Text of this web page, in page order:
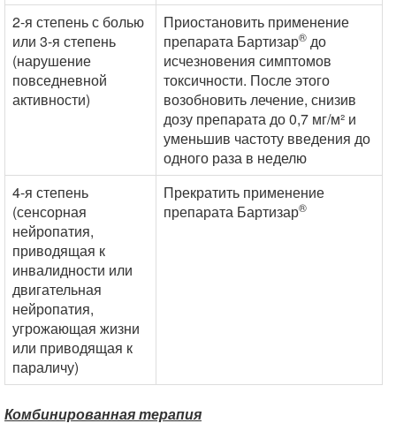
2-я степень с болью
или 3-я степень
(нарушение
повседневной
активности)
Приостановить применение
препарата Бартизар® до
исчезновения симптомов
токсичности. После этого
возобновить лечение, снизив
дозу препарата до 0,7 мг/м² и
уменьшив частоту введения до
одного раза в неделю
4-я степень
(сенсорная
нейропатия,
приводящая к
инвалидности или
двигательная
нейропатия,
угрожающая жизни
или приводящая к
параличу)
Прекратить применение
препарата Бартизар®
Комбинированная терапия